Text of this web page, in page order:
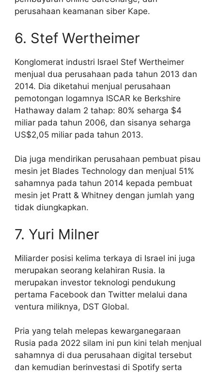
perusahaan keamanan siber Kape.
6. Stef Wertheimer
Konglomerat industri Israel Stef Wertheimer
menjual dua perusahaan pada tahun 2013 dan
2014. Dia diketahui menjual perusahaan
pemotongan logamnya ISCAR ke Berkshire
Hathaway dalam 2 tahap: 80% seharga $4
miliar pada tahun 2006, dan sisanya seharga
US$2,05 miliar pada tahun 2013.
Dia juga mendirikan perusahaan pembuat pisau
mesin jet Blades Technology dan menjual 51%
sahamnya pada tahun 2014 kepada pembuat
mesin jet Pratt & Whitney dengan jumlah yang
tidak diungkapkan.
7. Yuri Milner
Miliarder posisi kelima terkaya di Israel ini juga
merupakan seorang kelahiran Rusia. Ia
merupakan investor teknologi pendukung
pertama Facebook dan Twitter melalui dana
ventura miliknya, DST Global.
Pria yang telah melepas kewarganegaraan
Rusia pada 2022 silam ini pun kini telah menjual
sahamnya di dua perusahaan digital tersebut
dan kemudian berinvestasi di Spotify serta